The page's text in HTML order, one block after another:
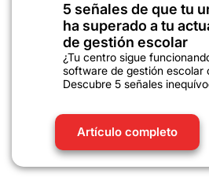
5 señales de que tu
ha superado a tu
de gestión escolar
¿Tu centro sigue
software de gestión escolar
Descubre 5 señales
Artículo completo